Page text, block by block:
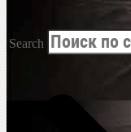
Search